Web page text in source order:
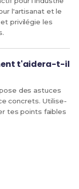
l'artisanat et le
privilégie les
t'aidera-t-il
des astuces
concrets. Utilise-
tes points faibles